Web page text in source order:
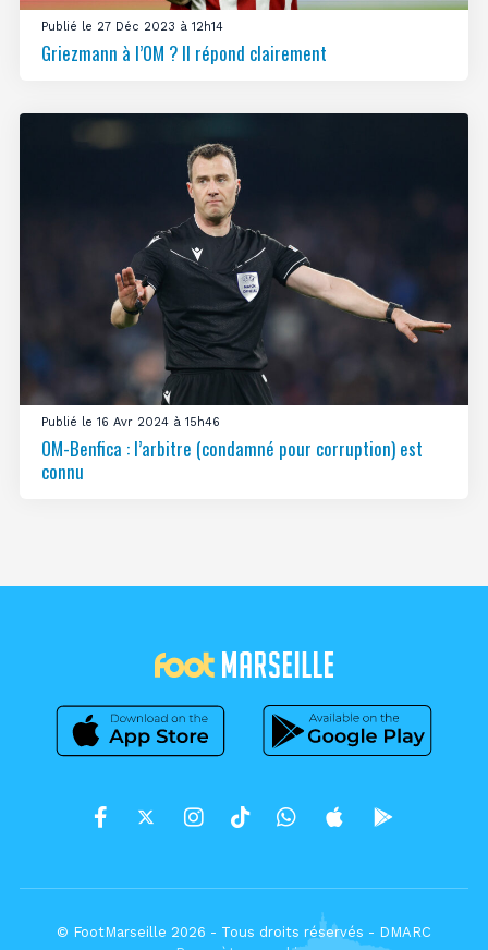
Publié le 27 Déc 2023 à 12h14
Griezmann à l’OM ? Il répond clairement
Publié le 16 Avr 2024 à 15h46
OM-Benfica : l’arbitre (condamné pour corruption) est
connu
© FootMarseille 2026 - Tous droits réservés - DMARC